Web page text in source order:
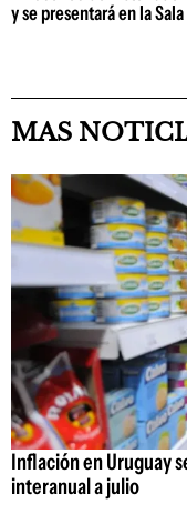
y se presentará en la
MAS
Inflación en Uruguay
interanual a julio